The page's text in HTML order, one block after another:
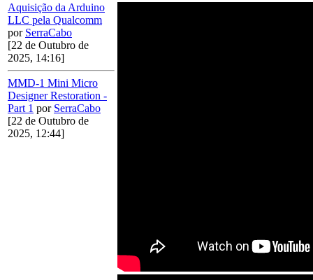
Aquisição da Arduino
LLC pela Qualcomm
por SerraCabo
[22 de Outubro de
2025, 14:16]
MMD-1 Mini Micro
Designer Restoration -
Part 1 por SerraCabo
[22 de Outubro de
2025, 12:44]